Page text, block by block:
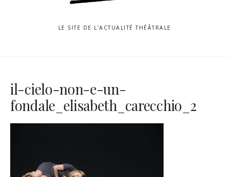
LE SITE DE L’ACTUALITÉ THÉÂTRALE
il-cielo-non-e-un-
fondale_elisabeth_carecchio_2